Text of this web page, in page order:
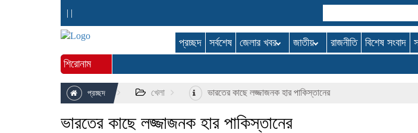
| |
প্রচ্ছদ সর্বশেষ জেলার খবর জাতীয় রাজনীতি বিশেষ সংবাদ
শিরোনাম
প্রচ্ছদ খেলা ভারতের কাছে লজ্জাজনক হার পাকিস্তানের
ভারতের কাছে লজ্জাজনক হার পাকিস্তানের